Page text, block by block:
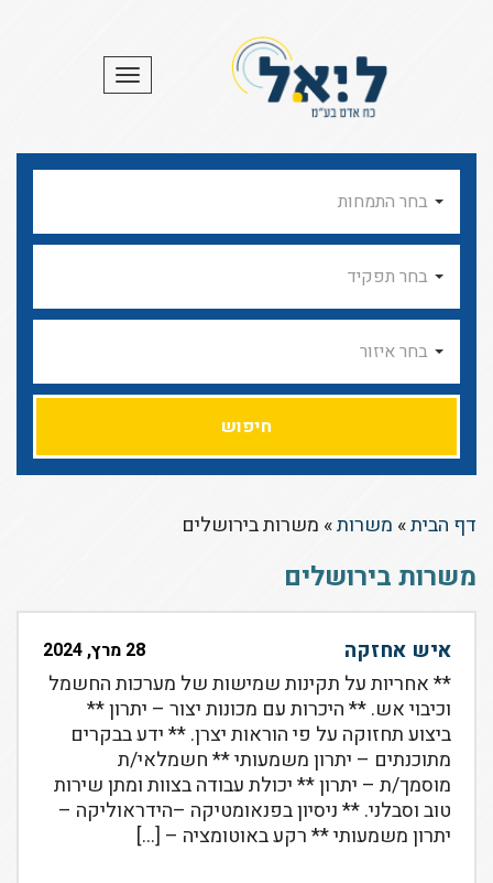
תפריט
בחר התמחות
בחר תפקיד
בחר איזור
דף הבית» משרות» משרות בירושלים
משרות בירושלים
איש אחזקה 28 מרץ, 2024
** אחריות על תקינות שמישות של מערכות החשמל
וכיבוי אש. ** היכרות עם מכונות יצור – יתרון **
ביצוע תחזוקה על פי הוראות יצרן. ** ידע בבקרים
מתוכנתים – יתרון משמעותי ** חשמלאי/ת
מוסמך/ת – יתרון ** יכולת עבודה בצוות ומתן שירות
טוב וסבלני. ** ניסיון בפנאומטיקה –הידראוליקה –
יתרון משמעותי ** רקע באוטומציה – […]